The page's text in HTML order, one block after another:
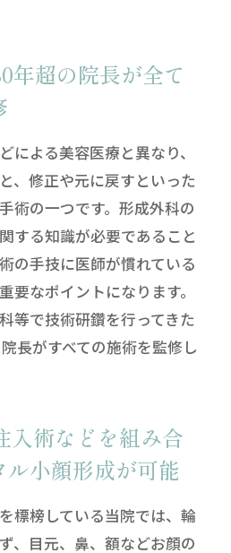
年超の院長が全て
による美容医療と異なり、
、修正や元に戻すといった
術の一つです。形成外科の
する知識が必要であること
の手技に医師が慣れている
要なポイントになります。
等で技術研鑽を行ってきた
長がすべての施術を監修し
入術などを組み合
ル小顔形成が可能
標榜している当院では、輪
、目元、鼻、額などお顔の